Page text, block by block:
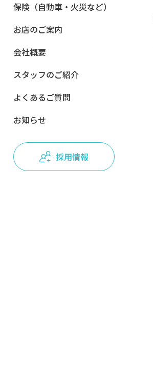
保険（自動車・火災など）
お店のご案内
会社概要
スタッフのご紹介
よくあるご質問
お知らせ
採用情報